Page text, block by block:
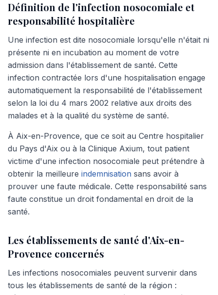
Définition de l'infection nosocomiale et
responsabilité hospitalière
Une infection est dite nosocomiale lorsqu'elle n'était ni
présente ni en incubation au moment de votre
admission dans l'établissement de santé. Cette
infection contractée lors d'une hospitalisation engage
automatiquement la responsabilité de l'établissement
selon la loi du 4 mars 2002 relative aux droits des
malades et à la qualité du système de santé.
À Aix-en-Provence, que ce soit au Centre hospitalier
du Pays d'Aix ou à la Clinique Axium, tout patient
victime d'une infection nosocomiale peut prétendre à
obtenir la meilleure indemnisation sans avoir à
prouver une faute médicale. Cette responsabilité sans
faute constitue un droit fondamental en droit de la
santé.
Les établissements de santé d'Aix-en-
Provence concernés
Les infections nosocomiales peuvent survenir dans
tous les établissements de santé de la région :